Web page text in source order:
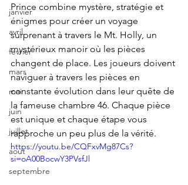
janvier
avril
fevrier
mars
mai
juin
juillet
aout
septembre
Prince combine mystère, stratégie et
énigmes pour créer un voyage
surprenant à travers le Mt. Holly, un
mystérieux manoir où les pièces
changent de place. Les joueurs doivent
naviguer à travers les pièces en
constante évolution dans leur quête de
la fameuse chambre 46. Chaque pièce
est unique et chaque étape vous
rapproche un peu plus de la vérité.
https://youtu.be/CQFxvMg87Cs?
si=oA00BocwY3PVsfJl